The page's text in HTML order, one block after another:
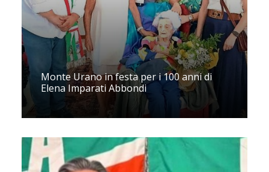
Monte Urano in festa per i 100 anni di
Elena Imparati Abbondi